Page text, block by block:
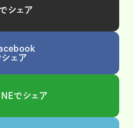
シェア
ェア
でシェア